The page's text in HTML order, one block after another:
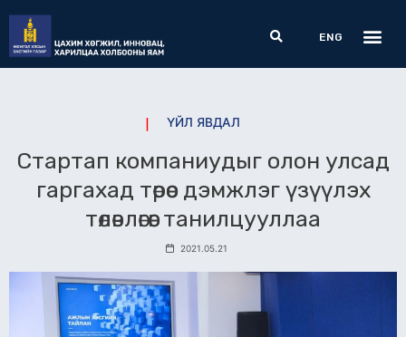
content
Search
ENG
ҮЙЛ ЯВДАЛ
Стартап компаниудыг олон улсад
гаргахад төрөөс дэмжлэг үзүүлэх
төлөвлөгөөг танилцууллаа
2021.05.21